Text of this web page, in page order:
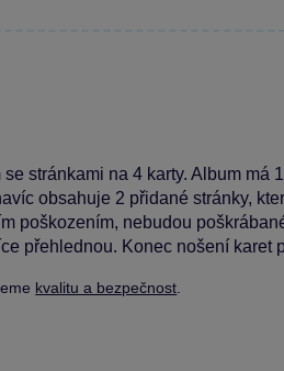
stránkami na 4 karty. Album má
obsahuje 2 přidané stránky,
poškozením, nebudou
přehlednou. Konec nošení karet
kvalitu a bezpečnost